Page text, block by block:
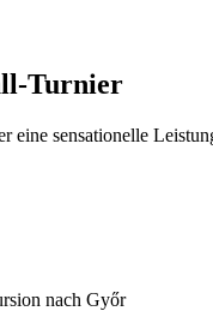
Turnier
eine sensationelle
nach Győr